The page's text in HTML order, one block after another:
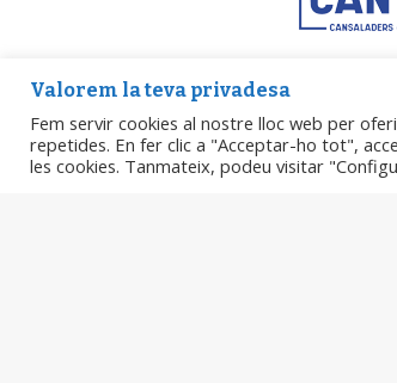
Plaça
Valorem la teva privadesa
Fem servir cookies al nostre lloc web per
repetides. En fer clic a "Acceptar-ho tot",
les cookies. Tanmateix, podeu visitar